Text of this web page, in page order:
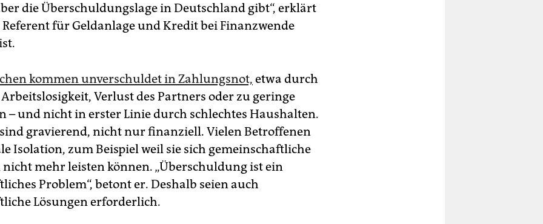
die Überschuldungslage in Deutschland gibt“, erklärt
für Geldanlage und Kredit bei Finanzwende
kommen unverschuldet in Zahlungsnot, etwa durch
Verlust des Partners oder zu geringe
– und nicht in erster Linie durch schlechtes Haushalten.
gravierend, nicht nur finanziell. Vielen Betroffenen
Isolation, zum Beispiel weil sie sich gemeinschaftliche
mehr leisten können. „Überschuldung ist ein
Problem“, betont er. Deshalb seien auch
Lösungen erforderlich.